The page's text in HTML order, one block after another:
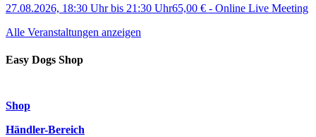
27.08.2026, 18:30 Uhrbis 21:30 Uhr65,00 € - Online Live Meeting
Alle Veranstaltungen anzeigen
Easy Dogs Shop
Shop
Händler-Bereich